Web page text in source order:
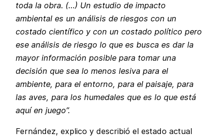
toda la obra. (…) Un estudio de impacto
ambiental es un análisis de riesgos con un
costado científico y con un costado político pero
ese análisis de riesgo lo que es busca es dar la
mayor información posible para tomar una
decisión que sea lo menos lesiva para el
ambiente, para el entorno, para el paisaje, para
las aves, para los humedales que es lo que está
aquí en juego”.
Fernández, explico y describió el estado actual